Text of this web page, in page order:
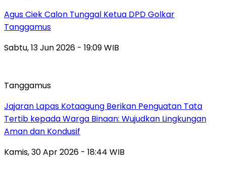
Agus Ciek Calon Tunggal Ketua DPD Golkar
Tanggamus
Sabtu, 13 Jun 2026 - 19:09 WIB
Tanggamus
Jajaran Lapas Kotaagung Berikan Penguatan Tata
Tertib kepada Warga Binaan: Wujudkan Lingkungan
Aman dan Kondusif
Kamis, 30 Apr 2026 - 18:44 WIB